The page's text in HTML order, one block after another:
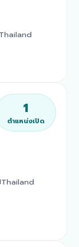
Thailand
1
ตำแหน่งเปิด
Thailand